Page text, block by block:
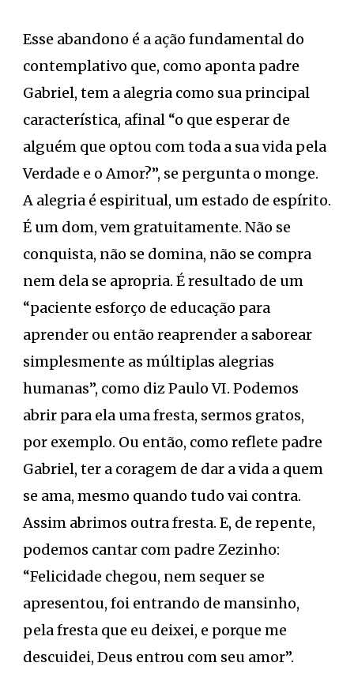
Esse abandono é a ação fundamental do
contemplativo que, como aponta padre
Gabriel, tem a alegria como sua principal
característica, afinal “o que esperar de
alguém que optou com toda a sua vida pela
Verdade e o Amor?”, se pergunta o monge.
A alegria é espiritual, um estado de espírito.
É um dom, vem gratuitamente. Não se
conquista, não se domina, não se compra
nem dela se apropria. É resultado de um
“paciente esforço de educação para
aprender ou então reaprender a saborear
simplesmente as múltiplas alegrias
humanas”, como diz Paulo VI. Podemos
abrir para ela uma fresta, sermos gratos,
por exemplo. Ou então, como reflete padre
Gabriel, ter a coragem de dar a vida a quem
se ama, mesmo quando tudo vai contra.
Assim abrimos outra fresta. E, de repente,
podemos cantar com padre Zezinho:
“Felicidade chegou, nem sequer se
apresentou, foi entrando de mansinho,
pela fresta que eu deixei, e porque me
descuidei, Deus entrou com seu amor”.